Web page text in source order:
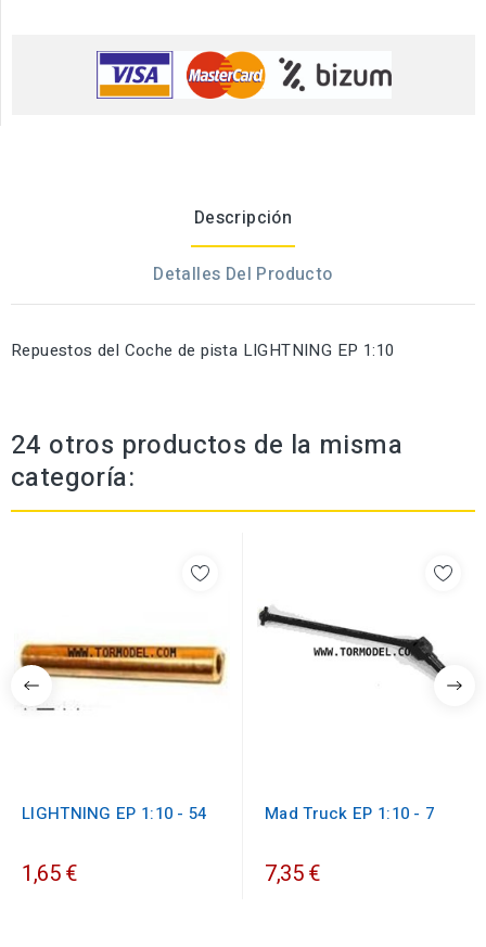
Descripción
Detalles Del Producto
Repuestos del Coche de pista LIGHTNING EP 1:10
24 otros productos de la misma
categoría:
LIGHTNING EP 1:10 - 54
1,65 €
Mad Truck EP 1:10 - 7
7,35 €